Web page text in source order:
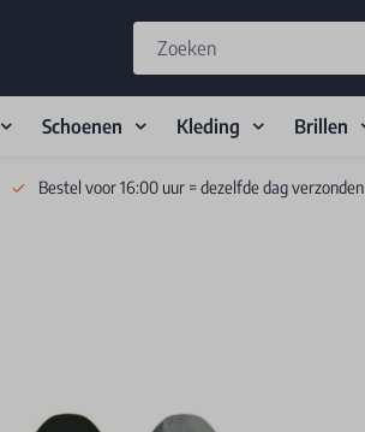
Schoenen Kleding Brillen
Bestel voor 16:00 uur = dezelfde dag verzonden